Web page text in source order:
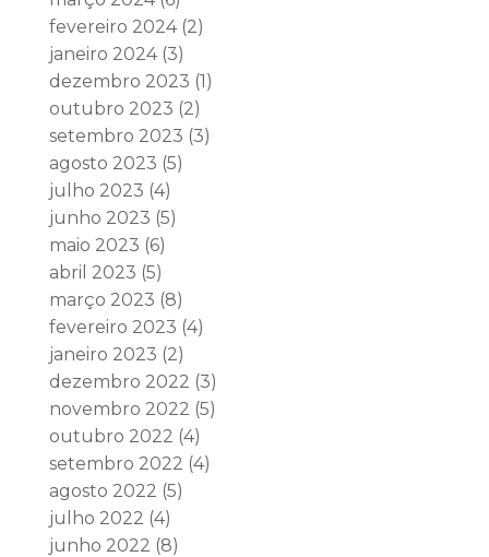
fevereiro 2024(2)
janeiro 2024(3)
dezembro 2023 (1)
outubro 2023 (2)
setembro 2023 (3)
agosto 2023 (5)
julho 2023 (4)
junho 2023 (5)
maio 2023 (6)
abril 2023 (5)
março 2023 (8)
fevereiro 2023 (4)
janeiro 2023 (2)
dezembro 2022 (3)
novembro 2022 (5)
outubro 2022 (4)
setembro 2022 (4)
agosto 2022 (5)
julho 2022 (4)
junho 2022 (8)